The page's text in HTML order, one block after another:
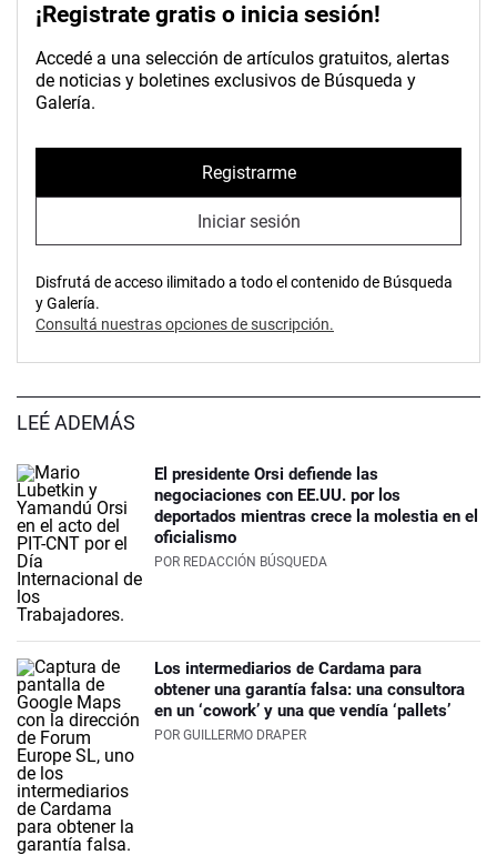
¡Registrate gratis o inicia sesión!
Accedé a una selección de artículos gratuitos, alertas
de noticias y boletines exclusivos de Búsqueda y
Galería.
Registrarme
Iniciar sesión
Disfrutá de acceso ilimitado a todo el contenido de Búsqueda
y Galería.
Consultá nuestras opciones de suscripción.
LEÉ ADEMÁS
El presidente Orsi defiende las
negociaciones con EE.UU. por los
deportados mientras crece la molestia en el
oficialismo
POR REDACCIÓN BÚSQUEDA
Los intermediarios de Cardama para
obtener una garantía falsa: una consultora
en un ‘cowork’ y una que vendía ‘pallets’
POR GUILLERMO DRAPER